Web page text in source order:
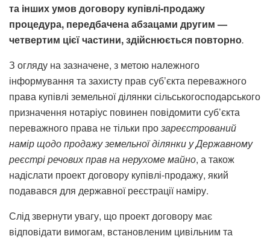
та інших умов договору купівлі-продажу
процедура, передбачена абзацами другим —
четвертим цієї частини, здійснюється повторно.
З огляду на зазначене, з метою належного
інформування та захисту прав суб’єкта переважного
права купівлі земельної ділянки сільськогосподарського
призначення нотаріус повинен повідомити суб’єкта
переважного права не тільки прозареєстрований
намірщодопродажуземельноїділянки уДержавному
реєстріречовихправнанерухомемайно, а також
надіслати проект договору купівлі-продажу, який
подавався для державної реєстрації наміру.
Слід звернути увагу, що проект договору має
відповідати вимогам, встановленим цивільним та